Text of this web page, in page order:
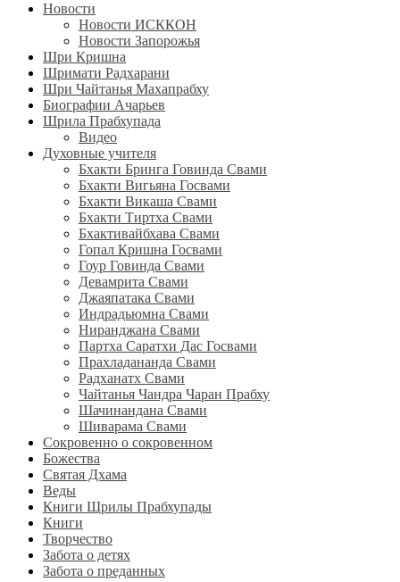
Новости
Новости ИСККОН
Новости Запорожья
Шри Кришна
Шримати Радхарани
Шри Чайтанья Махапрабху
Биографии Ачарьев
Шрила Прабхупада
Видео
Духовные учителя
Бхакти Бринга Говинда Свами
Бхакти Вигьяна Госвами
Бхакти Викаша Свами
Бхакти Тиртха Свами
Бхактивайбхава Свами
Гопал Кришна Госвами
Гоур Говинда Свами
Девамрита Свами
Джаяпатака Свами
Индрадьюмна Свами
Ниранджана Свами
Партха Саратхи Дас Госвами
Прахладананда Свами
Радханатх Свами
Чайтанья Чандра Чаран Прабху
Шачинандана Свами
Шиварама Свами
Сокровенно о сокровенном
Божества
Святая Дхама
Веды
Книги Шрилы Прабхупады
Книги
Творчество
Забота о детях
Забота о преданных